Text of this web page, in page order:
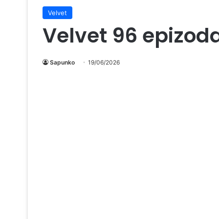
Velvet
Velvet 96
Sapunko 19/06/2026